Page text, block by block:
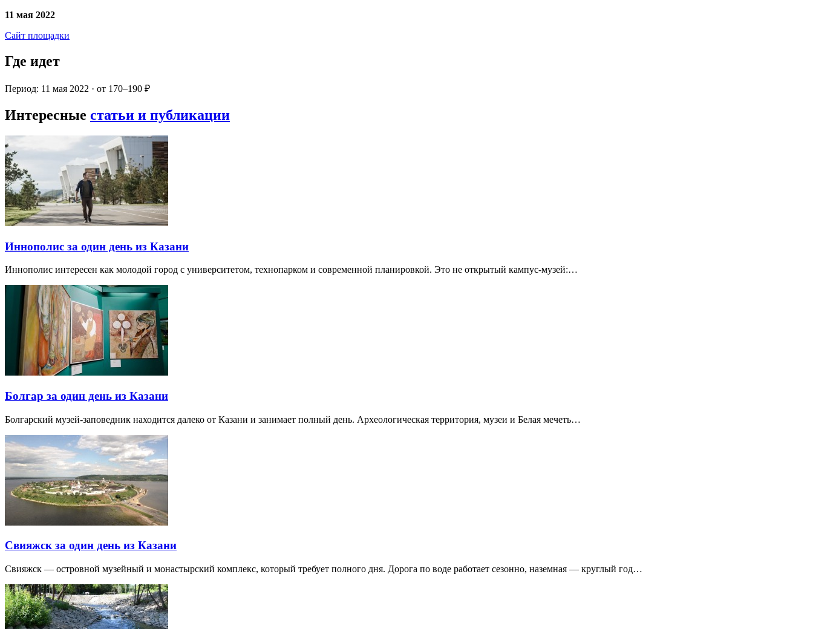
11 мая 2022
Сайт площадки
Где идет
Период: 11 мая 2022 · от 170–190 ₽
Интересные статьи и публикации
Иннополис за один день из Казани
Иннополис интересен как молодой город с университетом, технопарком и современной планировкой. Это не открытый кампус-музей:…
Болгар за один день из Казани
Болгарский музей-заповедник находится далеко от Казани и занимает полный день. Археологическая территория, музеи и Белая мечеть…
Свияжск за один день из Казани
Свияжск — островной музейный и монастырский комплекс, который требует полного дня. Дорога по воде работает сезонно, наземная — круглый год…